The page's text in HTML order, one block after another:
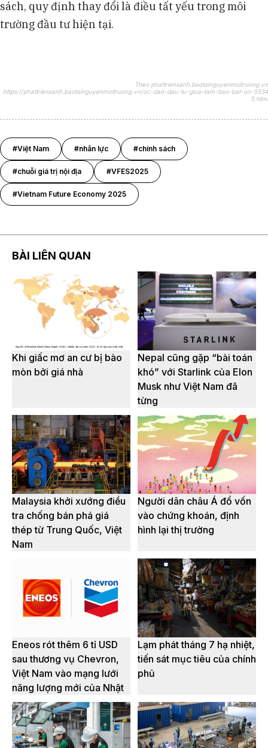
sách, quy định thay đổi là điều tất yếu trong môi
trường đầu tư hiện tại.
Theo phattrienxanh.baotainguyenmoitruong.vn
https://phattrienxanh.baotainguyenmoitruong.vn/oc-dao-dau-tu-giua-tam-bao-bat-on-5534
5.html
#Việt Nam #nhân lực #chính sách
#chuỗi giá trị nội địa #VFES2025
#Vietnam Future Economy 2025
BÀI LIÊN QUAN
Khi giấc mơ an cư bị bào
mòn bởi giá nhà
Nepal cũng gặp “bài toán
khó” với Starlink của Elon
Musk như Việt Nam đã
từng
Malaysia khởi xướng điều
tra chống bán phá giá
thép từ Trung Quốc, Việt
Nam
Người dân châu Á đổ vốn
vào chứng khoán, định
hình lại thị trường
Eneos rót thêm 6 tỉ USD
sau thương vụ Chevron,
Việt Nam vào mạng lưới
năng lượng mới của Nhật
Lạm phát tháng 7 hạ nhiệt,
tiến sát mục tiêu của chính
phủ